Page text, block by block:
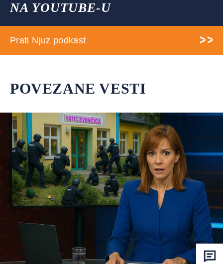
NA YOUTUBE-U
Prati Njuz podkast
POVEZANE VESTI